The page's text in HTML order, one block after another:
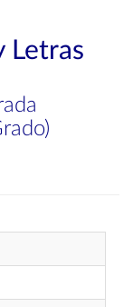
Letras